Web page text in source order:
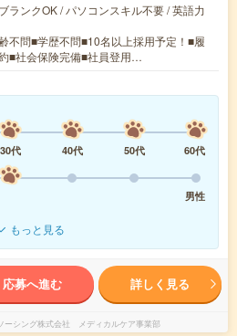
ランクOK / パソコンスキル不要 / 英語力
不問■学歴不問■10名以上採用予定！■履
■社会保険完備■社員登用…
30代 40代 50代
60代
男性
もっと見る
応募へ進む 詳しく見る
ーシング株式会社 メディカルケア事業部